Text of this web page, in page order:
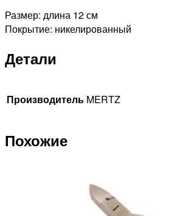
Размер: длина 12 см
Покрытие: никелированный
Детали
Производитель MERTZ
Похожие